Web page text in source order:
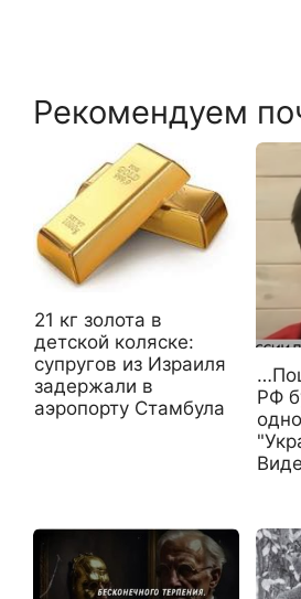
Рекомендуем
21 кг золота в
детской коляске:
супругов из Израиля
задержали в
аэропорту Стамбула
РФ